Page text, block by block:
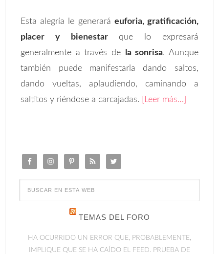
Esta alegría le generará euforia, gratificación,
placer y bienestarque lo expresará
generalmente a través de
la sonrisa. Aunque
también puede manifestarla dando saltos,
dando vueltas, aplaudiendo, caminando a
saltitos y riéndose a carcajadas.
[Leer más…]
TEMAS DEL FORO
HA OCURRIDO UN ERROR QUE, PROBABLEMENTE,
IMPLIQUE QUE SE HA CAÍDO EL FEED. PRUEBA DE